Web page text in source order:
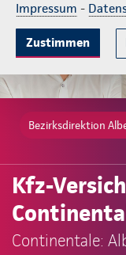
Impressum -
Zustimmen
Bezirksdirektion
Kfz-
Continentale: